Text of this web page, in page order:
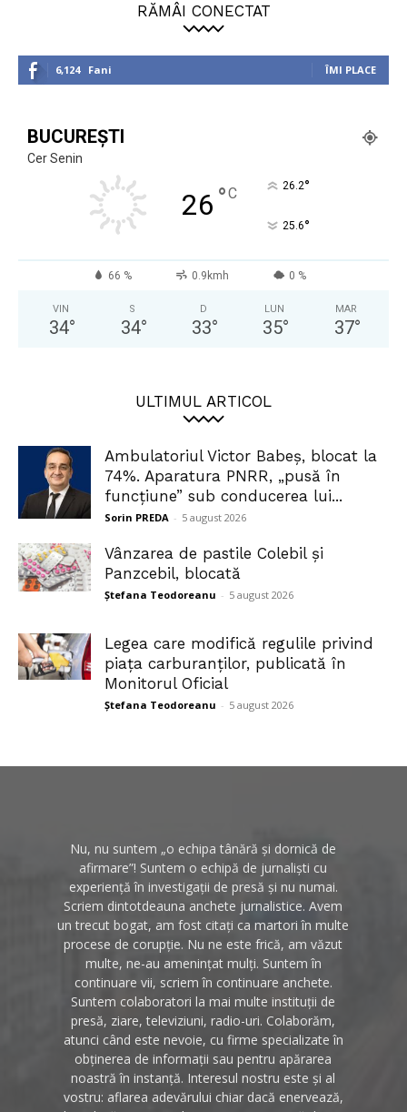
RĂMÂI CONECTAT
6,124 Fani ÎMI PLACE
BUCUREȘTI
Cer Senin
26 °C 26.2°
25.6°
66 % 0.9kmh 0 %
VIN
34°
S
34°
D
33°
LUN
35°
MAR
37°
ULTIMUL ARTICOL
Ambulatoriul Victor Babeș, blocat la
74%. Aparatura PNRR, „pusă în
funcțiune” sub conducerea lui...
Sorin PREDA - 5 august 2026
Vânzarea de pastile Colebil și
Panzcebil, blocată
Ștefana Teodoreanu - 5 august 2026
Legea care modifică regulile privind
piața carburanților, publicată în
Monitorul Oficial
Ștefana Teodoreanu - 5 august 2026
Nu, nu suntem „o echipa tânără și dornică de
afirmare”! Suntem o echipă de jurnaliști cu
experiență în investigații de presă și nu numai.
Scriem dintotdeauna anchete jurnalistice. Avem
un trecut bogat, am fost citați ca martori în multe
procese de corupție. Nu ne este frică, am văzut
multe, ne-au amenințat mulți. Suntem în
continuare vii, scriem în continuare anchete.
Suntem colaboratori la mai multe instituții de
presă, ziare, televiziuni, radio-uri. Colaborăm,
atunci când este nevoie, cu firme specializate în
obținerea de informații sau pentru apărarea
noastră în instanță. Interesul nostru este și al
vostru: aflarea adevărului chiar dacă enervează,